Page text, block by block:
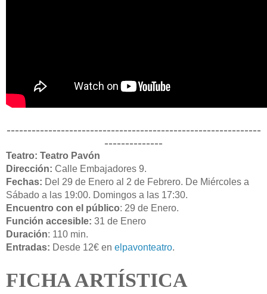
-------------------------------------------------------------
--------------
Teatro: Teatro Pavón
Dirección: Calle Embajadores 9.
Fechas: Del 29 de Enero al 2 de Febrero. De Miércoles a
Sábado a las 19:00. Domingos a las 17:30.
Encuentro con el público: 29 de Enero.
Función accesible: 31 de Enero
Duración: 110 min.
Entradas: Desde 12€ en elpavonteatro.
FICHA ARTÍSTICA